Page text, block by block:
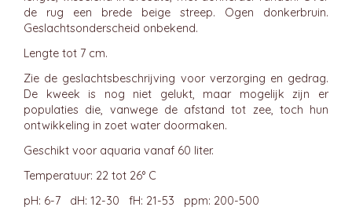
de rug een brede beige streep. Ogen donkerbruin.
Geslachtsonderscheid onbekend.
Lengte tot 7 cm.
Zie de geslachtsbeschrijving voor verzorging en gedrag.
De kweek is nog niet gelukt, maar mogelijk zijn er
populaties die, vanwege de afstand tot zee, toch hun
ontwikkeling in zoet water doormaken.
Geschikt voor aquaria vanaf 60 liter.
Temperatuur: 22 tot 26° C
pH: 6-7 dH: 12-30 fH: 21-53 ppm: 200-500